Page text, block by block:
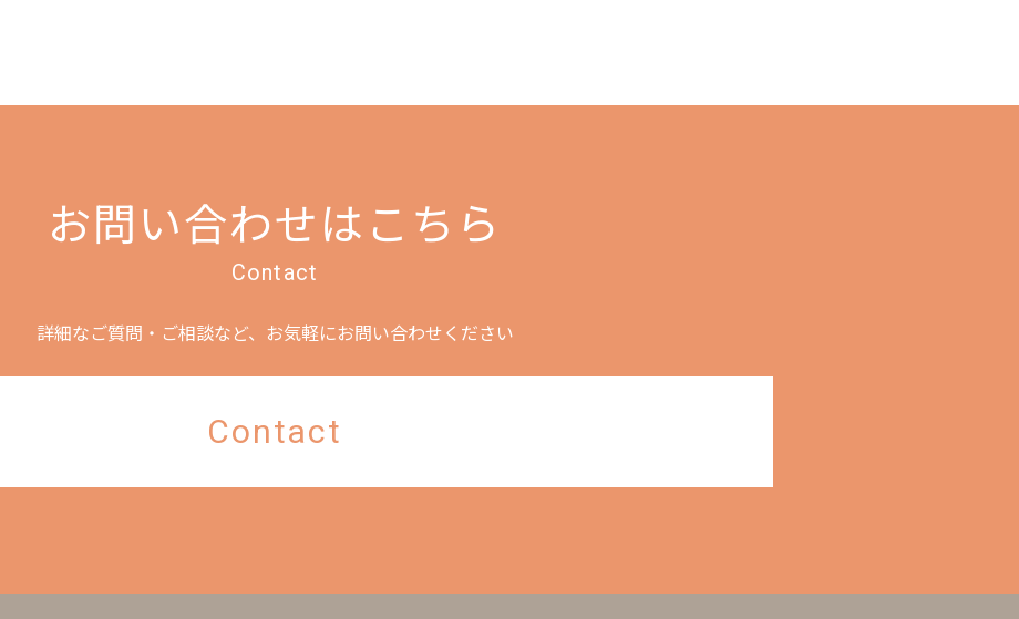
お問い合わせはこちら
Contact
詳細なご質問・ご相談など、 お気軽にお問い合わせください
Contact